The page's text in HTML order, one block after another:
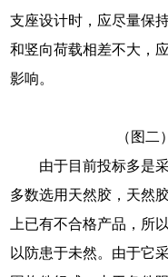
支座设计时，应尽量保
和竖向荷载相差不大，
影响。
（图
由于目前投标多是
多数选用天然胶，天然
上已有不合格产品，所
以防患于未然。由于它